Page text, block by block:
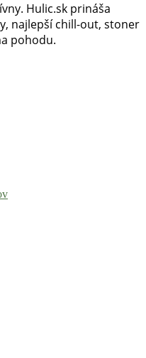
Hulic.sk prináša
najlepší chill-out, stoner
pohodu.